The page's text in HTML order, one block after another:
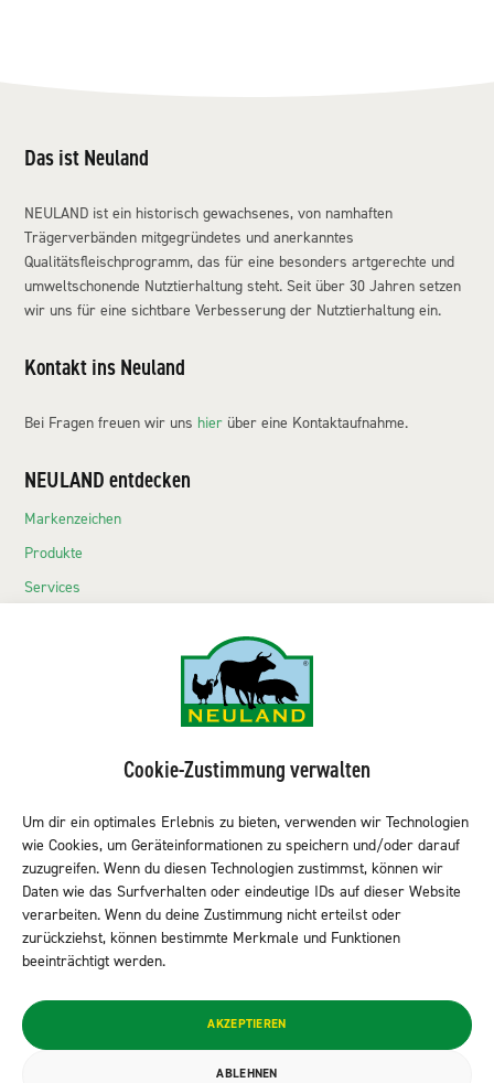
Cookie-Zustimmung verwalten
Um dir ein optimales Erlebnis zu bieten, verwenden wir Technologien
wie Cookies, um Geräteinformationen zu speichern und/oder darauf
zuzugreifen. Wenn du diesen Technologien zustimmst, können wir
Daten wie das Surfverhalten oder eindeutige IDs auf dieser Website
verarbeiten. Wenn du deine Zustimmung nicht erteilst oder
zurückziehst, können bestimmte Merkmale und Funktionen
beeinträchtigt werden.
AKZEPTIEREN
ABLEHNEN
Das ist Neuland
NEULAND ist ein historisch gewachsenes, von namhaften
Trägerverbänden mitgegründetes und anerkanntes
Qualitätsfleischprogramm, das für eine besonders artgerechte und
umweltschonende Nutztierhaltung steht. Seit über 30 Jahren setzen
wir uns für eine sichtbare Verbesserung der Nutztierhaltung ein.
Kontakt ins Neuland
Bei Fragen freuen wir uns hier über eine Kontaktaufnahme.
NEULAND entdecken
Markenzeichen
Produkte
Services
Sortiment Kantine & Gastro
NEULAND finden
Neuland folgen
© 2026 NEULAND Fleischvertriebs GmbH